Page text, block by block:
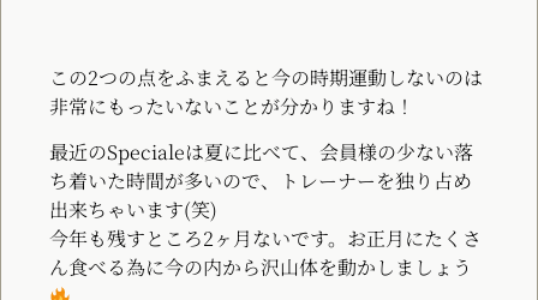
この2つの点をふまえると今の時期運動しないのは
非常にもったいないことが分かりますね！
最近のSpecialeは夏に比べて、会員様の少ない落
ち着いた時間が多いので、トレーナーを独り占め
出来ちゃいます(笑)
今年も残すところ2ヶ月ないです。お正月にたくさ
ん食べる為に今の内から沢山体を動かしましょう